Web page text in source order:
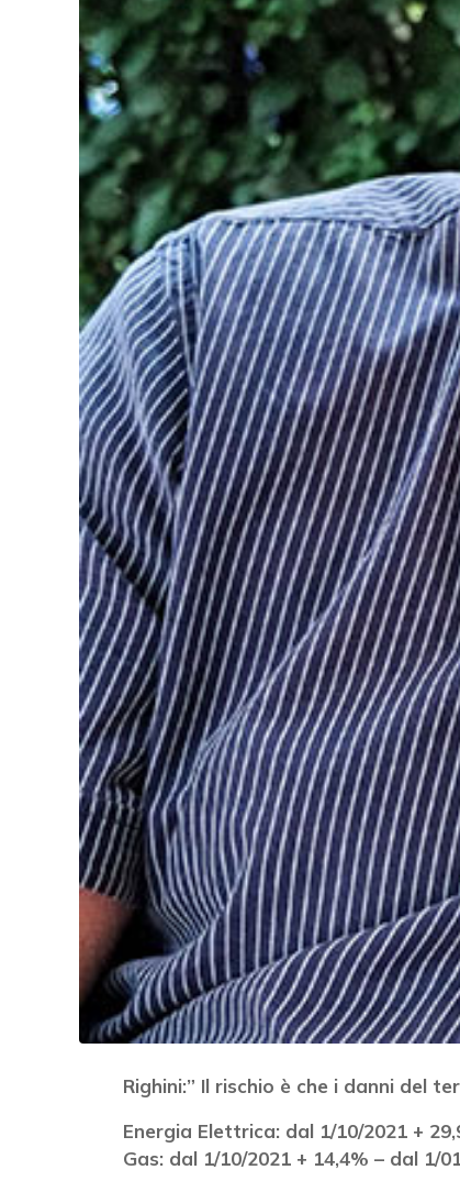
Righini:” Il rischio è che i danni del
Energia Elettrica: dal 1/10/2021 +
Gas: dal 1/10/2021 + 14,4% – dal 1/